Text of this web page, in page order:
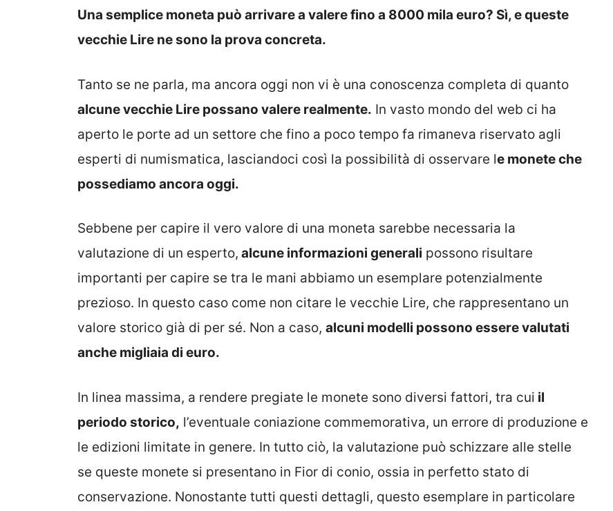
Una semplice moneta può arrivare a valere fino a 8000 mila euro? Sì, e queste
vecchie Lire ne sono la prova concreta.
Tanto se ne parla, ma ancora oggi non vi è una conoscenza completa di quanto
alcune vecchie Lire possano valere realmente. In vasto mondo del web ci ha
aperto le porte ad un settore che fino a poco tempo fa rimaneva riservato agli
esperti di numismatica, lasciandoci così la possibilità di osservare le monete che
possediamo ancora oggi.
Sebbene per capire il vero valore di una moneta sarebbe necessaria la
valutazione di un esperto, alcune informazioni generali possono risultare
importanti per capire se tra le mani abbiamo un esemplare potenzialmente
prezioso. In questo caso come non citare le vecchie Lire, che rappresentano un
valore storico già di per sé. Non a caso, alcuni modelli possono essere valutati
anche migliaia di euro.
In linea massima, a rendere pregiate le monete sono diversi fattori, tra cui il
periodo storico, l’eventuale coniazione commemorativa, un errore di produzione e
le edizioni limitate in genere. In tutto ciò, la valutazione può schizzare alle stelle
se queste monete si presentano in Fior di conio, ossia in perfetto stato di
conservazione. Nonostante tutti questi dettagli, questo esemplare in particolare